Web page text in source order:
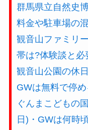
群馬県立自然史
料金や駐車場の
観音山ファミリ
帯は?体験談と必
観音山公園の休
GWは無料で停
ぐんまこどもの
日)・GWは何時